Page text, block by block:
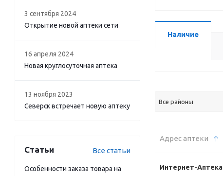
Наличие
Все районы
Адрес аптеки
Интернет-Аптека
3 сентября 2024
Открытие новой аптеки сети
16 апреля 2024
Новая круглосуточная аптека
13 ноября 2023
Северск встречает новую аптеку
Статьи Все статьи
Особенности заказа товара на